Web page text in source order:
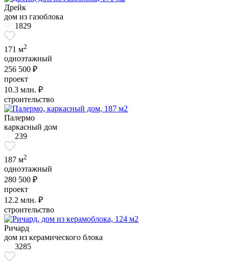
Дрейк
дом из газоблока
1829
171 м2
одноэтажный
256 500 ₽
проект
10.3 млн. ₽
строительство
Палермо
каркасный дом
239
187 м2
одноэтажный
280 500 ₽
проект
12.2 млн. ₽
строительство
Ричард
дом из керамического блока
3285